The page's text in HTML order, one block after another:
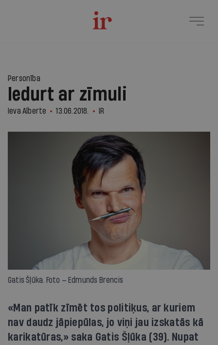
Personība
Iedurt ar zīmuli
Ieva Alberte 13.06.2018. IR
Gatis Šļūka. Foto — Edmunds Brencis
«Man patīk zīmēt tos politiķus, ar kuriem
nav daudz jāpiepūlas, jo viņi jau izskatās kā
karikatūras,» saka Gatis Šļūka (39). Nupat